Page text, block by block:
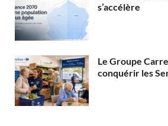
s’accélère
Le Groupe
conquérir les